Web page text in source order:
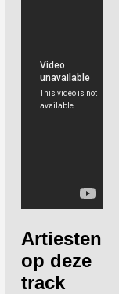
Artiesten
op deze
track